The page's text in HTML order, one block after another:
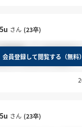
さん (23卒)
算問題って 10の位がな
よかったんですよね？
会員登録して閲覧する（無料）
さん (23卒)